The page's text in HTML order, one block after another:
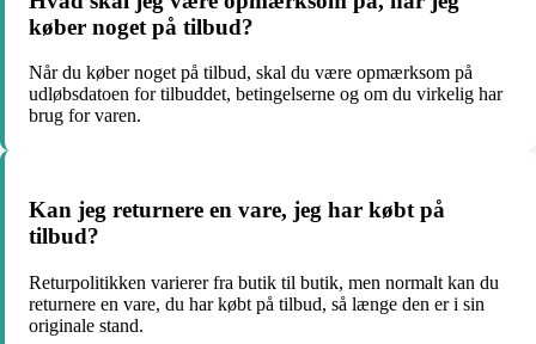
køber noget på tilbud?
Når du køber noget på tilbud, skal du være opmærksom på
udløbsdatoen for tilbuddet, betingelserne og om du virkelig har
brug for varen.
Kan jeg returnere en vare, jeg har købt på
tilbud?
Returpolitikken varierer fra butik til butik, men normalt kan du
returnere en vare, du har købt på tilbud, så længe den er i sin
originale stand.